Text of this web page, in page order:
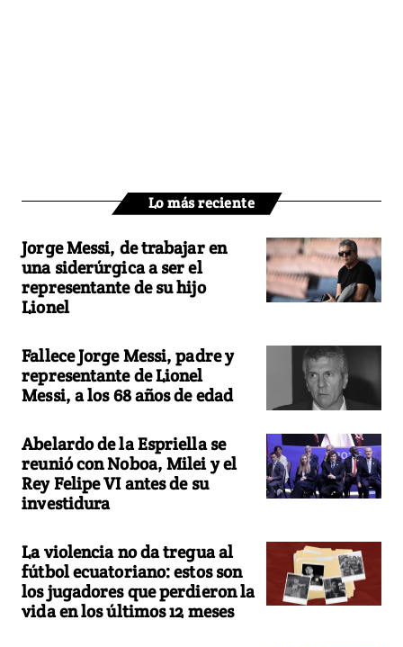
Lo más reciente
Jorge Messi, de trabajar en
una siderúrgica a ser el
representante de su hijo
Lionel
Fallece Jorge Messi, padre y
representante de Lionel
Messi, a los 68 años de edad
Abelardo de la Espriella se
reunió con Noboa, Milei y el
Rey Felipe VI antes de su
investidura
La violencia no da tregua al
fútbol ecuatoriano: estos son
los jugadores que perdieron la
vida en los últimos 12 meses